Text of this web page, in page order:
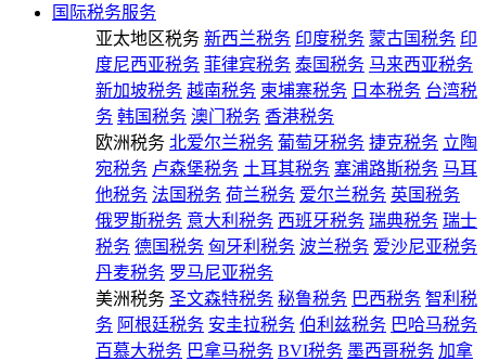
国际税务服务
亚太地区税务 新西兰税务 印度税务 蒙古国税务 印
度尼西亚税务 菲律宾税务 泰国税务 马来西亚税务
新加坡税务 越南税务 柬埔寨税务 日本税务 台湾税
务 韩国税务 澳门税务 香港税务
欧洲税务 北爱尔兰税务 葡萄牙税务 捷克税务 立陶
宛税务 卢森堡税务 土耳其税务 塞浦路斯税务 马耳
他税务 法国税务 荷兰税务 爱尔兰税务 英国税务
俄罗斯税务 意大利税务 西班牙税务 瑞典税务 瑞士
税务 德国税务 匈牙利税务 波兰税务 爱沙尼亚税务
丹麦税务 罗马尼亚税务
美洲税务 圣文森特税务 秘鲁税务 巴西税务 智利税
务 阿根廷税务 安圭拉税务 伯利兹税务 巴哈马税务
百慕大税务 巴拿马税务 BVI税务 墨西哥税务 加拿